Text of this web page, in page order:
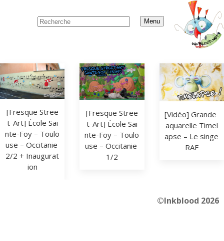
Menu
[Fresque Stree
t-Art] École Sai
nte-Foy – Toulo
use – Occitanie
2/2 + Inaugurat
ion
[Fresque Stree
t-Art] École Sai
nte-Foy – Toulo
use – Occitanie
1/2
[Vidéo] Grande
aquarelle Timel
apse – Le singe
RAF
©Inkblood 2026